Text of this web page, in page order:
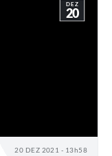
20 DEZ 2021 - 13h58
DEZ
20